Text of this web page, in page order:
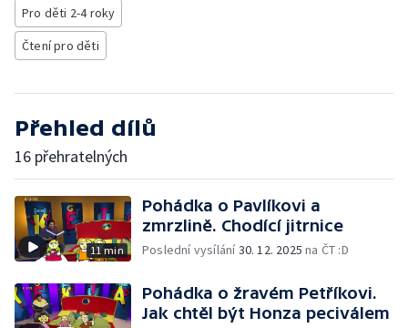
Pro děti 2-4 roky
Čtení pro děti
Přehled dílů
16 přehratelných
11 min
Pohádka o Pavlíkovi a
zmrzlině. Chodící jitrnice
Poslední vysílání30. 12. 2025 na ČT :D
Pohádka o žravém Petříkovi.
Jak chtěl být Honza peciválem